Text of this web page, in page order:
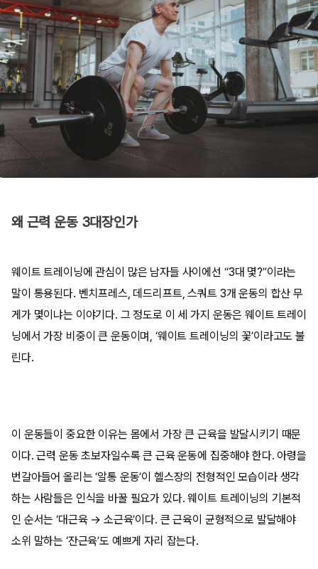
왜 근력 운동 3대장인가
웨이트 트레이닝에 관심이 많은 남자들 사이에선 “3대 몇?”이라는
말이 통용된다. 벤치프레스, 데드리프트, 스쿼트 3개 운동의 합산 무
게가 몇이냐는 이야기다. 그 정도로 이 세 가지 운동은 웨이트 트레이
닝에서 가장 비중이 큰 운동이며, ‘웨이트 트레이닝의 꽃’이라고도 불
린다.
이 운동들이 중요한 이유는 몸에서 가장 큰 근육을 발달시키기 때문
이다. 근력 운동 초보자일수록 큰 근육 운동에 집중해야 한다. 아령을
번갈아들어 올리는 ‘알통 운동’이 헬스장의 전형적인 모습이라 생각
하는 사람들은 인식을 바꿀 필요가 있다. 웨이트 트레이닝의 기본적
인 순서는 ‘대근육 → 소근육’이다. 큰 근육이 균형적으로 발달해야
소위 말하는 ‘잔근육’도 예쁘게 자리 잡는다.